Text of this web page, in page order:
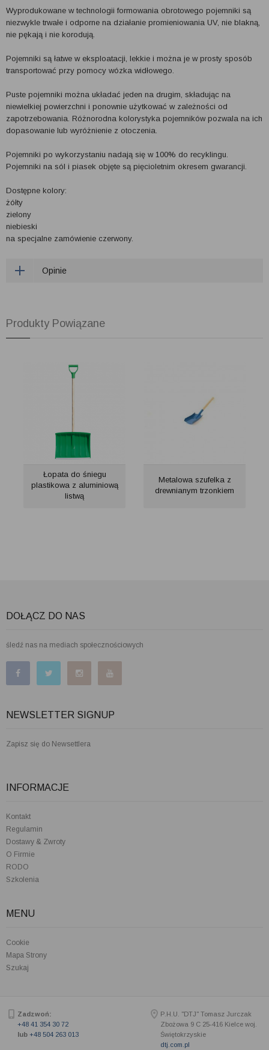
Wyprodukowane w technologii formowania obrotowego pojemniki są
niezwykle trwałe i odporne na działanie promieniowania UV, nie blakną,
nie pękają i nie korodują.
Pojemniki są łatwe w eksploatacji, lekkie i można je w prosty sposób
transportować przy pomocy wózka widłowego.
Puste pojemniki można układać jeden na drugim, składując na
niewielkiej powierzchni i ponownie użytkować w zależności od
zapotrzebowania. Różnorodna kolorystyka pojemników pozwala na ich
dopasowanie lub wyróżnienie z otoczenia.
Pojemniki po wykorzystaniu nadają się w 100% do recyklingu.
Pojemniki na sól i piasek objęte są pięcioletnim okresem gwarancji.
Dostępne kolory:
żółty
zielony
niebieski
na specjalne zamówienie czerwony.
Opinie
Produkty Powiązane
Łopata do śniegu
plastikowa z aluminiową
listwą
Metalowa szufelka z
drewnianym trzonkiem
DOŁĄCZ DO NAS
śledź nas na mediach społecznościowych
NEWSLETTER SIGNUP
Zapisz się do Newsettlera
INFORMACJE
Kontakt
Regulamin
Dostawy & Zwroty
O Firmie
RODO
Szkolenia
MENU
Cookie
Mapa Strony
Szukaj
Zadzwoń:
+48 41 354 30 72
lub +48 504 263 013
P.H.U. "DTJ" Tomasz Jurczak
Zbożowa 9 C 25-416 Kielce woj.
Świętokrzyskie
dtj.com.pl